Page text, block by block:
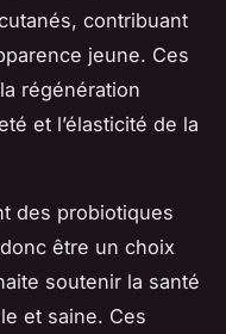
contribuant
jeune. Ces
régénération
et l’élasticité de la
des probiotiques
être un choix
soutenir la santé
et saine. Ces